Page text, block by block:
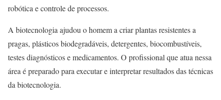
robótica e controle de processos.
A biotecnologia ajudou o homem a criar plantas resistentes a
pragas, plásticos biodegradáveis, detergentes, biocombustíveis,
testes diagnósticos e medicamentos. O profissional que atua nessa
área é preparado para executar e interpretar resultados das técnicas
da biotecnologia.